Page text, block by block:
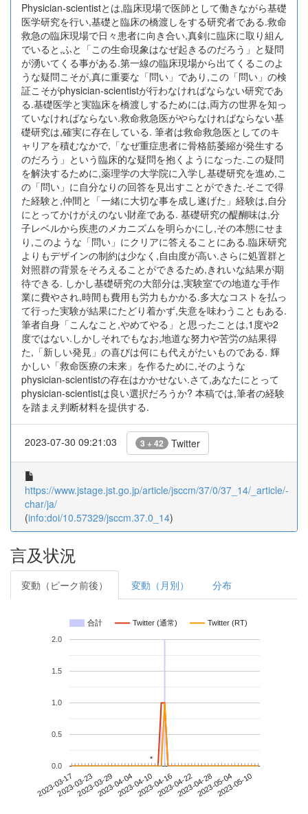
Physician-scientistとは,臨床現場で医師として働きながら基礎
医学研究を行い,基礎と臨床の橋渡しをする研究者である.救命
救急の臨床現場で日々患者に向き合い,真剣に臨床に取り組ん
でいると,ふと「この生命現象はなぜ起きるのだろう」と疑問
が湧いてくる事がある.第一線の臨床現場から出てくるこのよ
うな疑問こそが,真に重要な「問い」であり,この「問い」の検
証こそがphysician-scientistが行わなければならない研究であ
る.基礎医学と実臨床を橋渡しするためには,両方の世界を知っ
ていなければならない.救命救急医がやらなければならない基
礎研究は,確実に存在している. 筆者は救命救急医としてのキ
ャリアを積むなかで,「なぜ重症患者に骨格筋萎縮が発生する
のだろう」という臨床的な疑問を抱くようになった.この疑問
を解決するために,薬理学の大学院に入学し基礎研究を進め,こ
の「問い」に自分なりの回答を見出すことができた.そこで得
た経験と,仲間と「一緒に大切な事を成し遂げた」経験は,自分
にとってかけがえのない財産である. 基礎研究の醍醐味は,分
子レベルから疾患のメカニズムを明らかにし,その本態にせま
り,このような「問い」にクリアに答えることにある.臨床研究
よりもデザインの制約は少なく,自由度が高い.さらに処置群と
対照群の背景をそろえることができるため,きれいな結果が期
待できる. しかし基礎研究の大部分は,実験室での地道な手作
業に費やされ,時間も費用も労力もかかる.多大なコストを払っ
て行った実験が結果にたどり着かず,失意を味わうこともある.
筆者自身「こんなこと,やめてやる」と思ったことは,1度や2
度ではない.しかしそれでもなお,地道な努力や苦労の結果得
た,「新しい発見」の喜びは何にも代えがたいものである. 輝
かしい「救命医療の未来」を作るために,そのような
physician-scientistの存在はかかせない.さて,あなたにとって
physician-scientistは良い選択だろうか? 本稿では,筆者の経験
を踏まえ判断材料を提供する.
2023-07-30 09:21:03 3 + 42 Twitter
https://www.jstage.jst.go.jp/article/jsccm/37/0/37_14/_article/-
char/ja/
(info:doi/10.57329/jsccm.37.0_14)
言及状況
変動（ピーク前後） 変動（月別） 分布
合計 Twitter (通常) Twitter (RT)
2023-03-172023-03-232023-03-292023-04-042023-04-102023-04-162023-04-222023-04-282023-05-042023-05-10
0.0
0.5
1.0
1.5
2.0
**